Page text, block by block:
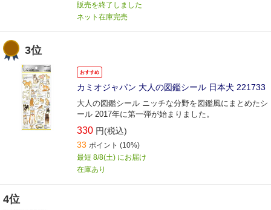
販売を終了しました
ネット在庫完売
3位
おすすめ
カミオジャパン 大人の図鑑シール 日本犬 221733
大人の図鑑シール ニッチな分野を図鑑風にまとめたシ
ール 2017年に第一弾が始まりました。
330 円(税込)
33 ポイント (10%)
最短 8/8(土) にお届け
在庫あり
4位